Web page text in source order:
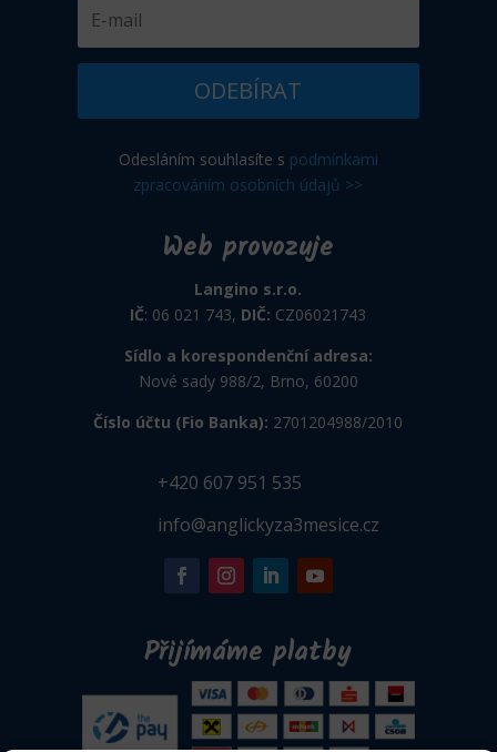
ODEBÍRAT
Odesláním souhlasíte s podmínkami
zpracováním osobních údajů >>
Web provozuje
Langino s.r.o.
IČ: 06 021 743, DIČ: CZ06021743
Sídlo a korespondenční adresa:
Nové sady 988/2, Brno, 60200
Číslo účtu (Fio Banka): 2701204988/2010
+420 607 951 535
info@anglickyza3mesice.cz
Přijímáme platby